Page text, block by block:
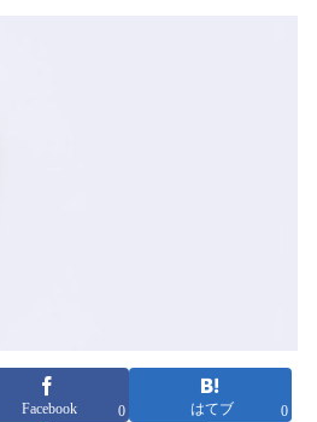
Facebook 0 はてブ 0